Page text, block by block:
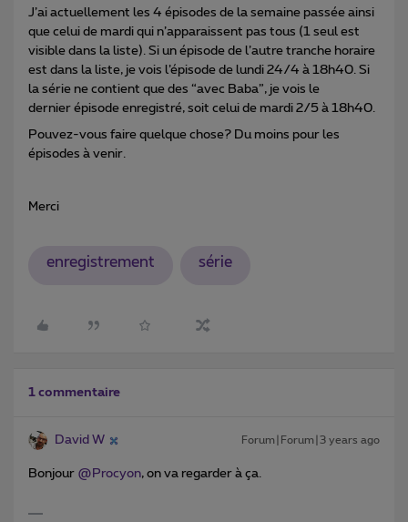
J’ai actuellement les 4 épisodes de la semaine passée ainsi
que celui de mardi qui n’apparaissent pas tous (1 seul est
visible dans la liste). Si un épisode de l’autre tranche horaire
est dans la liste, je vois l’épisode de lundi 24/4 à 18h40. Si
la série ne contient que des “avec Baba”, je vois le
dernier épisode enregistré, soit celui de mardi 2/5 à 18h40.
Pouvez-vous faire quelque chose? Du moins pour les
épisodes à venir.
Merci
enregistrement série
1 commentaire
David W Forum|Forum|3 years ago
Bonjour @Procyon, on va regarder à ça.